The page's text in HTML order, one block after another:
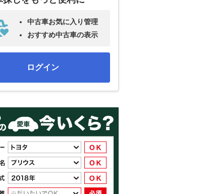
中古車お気に入り管理
おすすめ中古車の表示
ログイン